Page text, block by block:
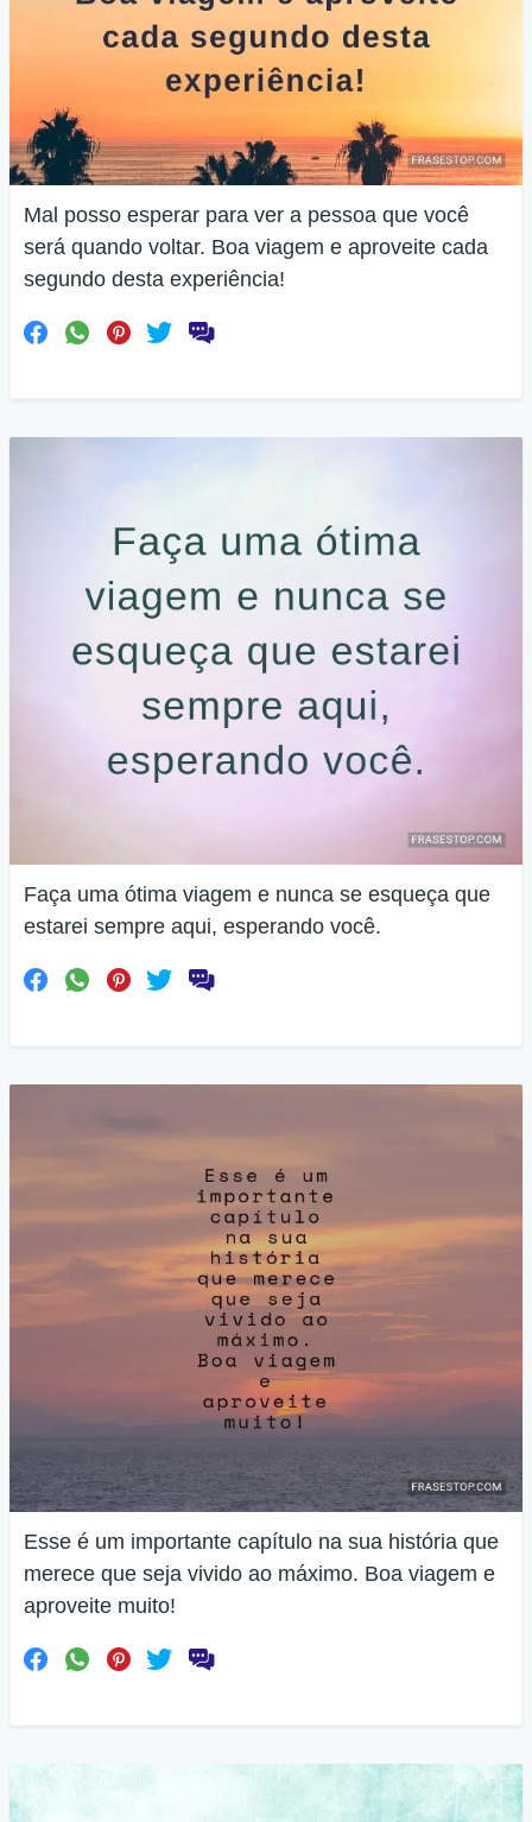
Mal posso esperar para ver a pessoa que você
será quando voltar. Boa viagem e aproveite cada
segundo desta experiência!
Faça uma ótima viagem e nunca se esqueça que
estarei sempre aqui, esperando você.
Esse é um importante capítulo na sua história que
merece que seja vivido ao máximo. Boa viagem e
aproveite muito!